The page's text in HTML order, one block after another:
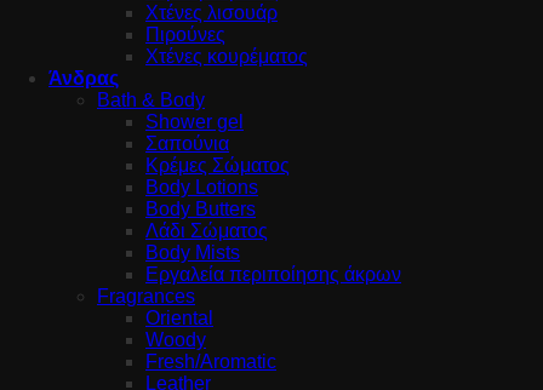
Χτένες λισουάρ
Πιρούνες
Χτένες κουρέματος
Άνδρας
Bath & Body
Shower gel
Σαπούνια
Κρέμες Σώματος
Body Lotions
Body Butters
Λάδι Σώματος
Body Mists
Εργαλεία περιποίησης άκρων
Fragrances
Oriental
Woody
Fresh/Aromatic
Leather